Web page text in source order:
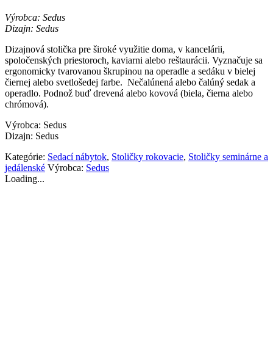
Výrobca: Sedus
Dizajn: Sedus
Dizajnová stolička pre široké využitie doma, v kancelárii,
spoločenských priestoroch, kaviarni alebo reštaurácii. Vyznačuje sa
ergonomicky tvarovanou škrupinou na operadle a sedáku v bielej
čiernej alebo svetlošedej farbe. Nečalúnená alebo čalúný sedak a
operadlo. Podnož buď drevená alebo kovová (biela, čierna alebo
chrómová).
Výrobca: Sedus
Dizajn: Sedus
Kategórie: Sedací nábytok, Stoličky rokovacie, Stoličky seminárne a
jedálenské Výrobca: Sedus
Loading...